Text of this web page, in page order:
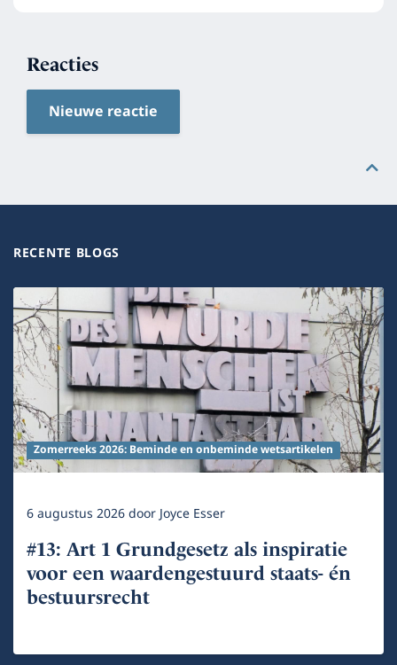
Reacties
Nieuwe reactie
RECENTE BLOGS
Zomerreeks 2026: Beminde en onbeminde wetsartikelen
6 augustus 2026doorJoyce Esser
#13: Art 1 Grundgesetz als inspiratie
voor een waardengestuurd staats- én
bestuursrecht